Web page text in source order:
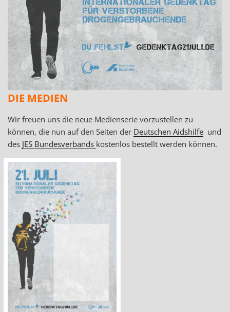
DIE MEDIEN
Wir freuen uns die neue Medienserie vorzustellen zu
können, die nun auf den Seiten der Deutschen Aidshilfe und
des JES Bundesverbands kostenlos bestellt werden können.